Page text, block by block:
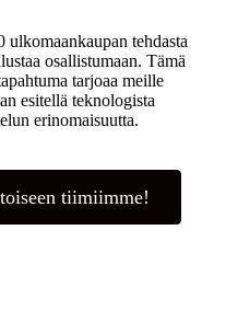
tehdasta
osallistumaan. Tämä
tarjoaa meille
esitellä teknologista
erinomaisuutta.
tiimiimme!